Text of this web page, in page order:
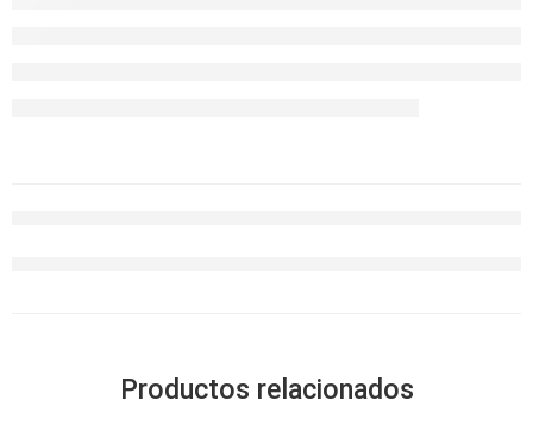
Productos relacionados